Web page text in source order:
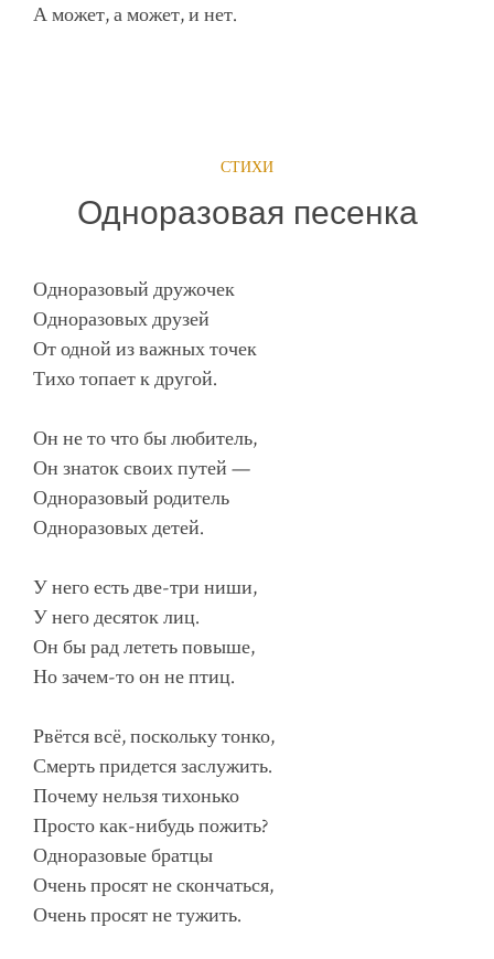
А может, а может, и нет.
СТИХИ
Одноразовая песенка
Одноразовый дружочек
Одноразовых друзей
От одной из важных точек
Тихо топает к другой.
Он не то что бы любитель,
Он знаток своих путей —
Одноразовый родитель
Одноразовых детей.
У него есть две-три ниши,
У него десяток лиц.
Он бы рад лететь повыше,
Но зачем-то он не птиц.
Рвётся всё, поскольку тонко,
Смерть придется заслужить.
Почему нельзя тихонько
Просто как-нибудь пожить?
Одноразовые братцы
Очень просят не скончаться,
Очень просят не тужить.